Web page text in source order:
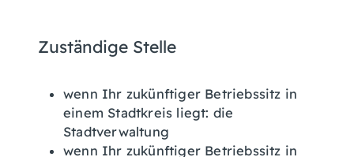
Zuständige Stelle
wenn Ihr zukünftiger Betriebssitz in
einem Stadtkreis liegt: die
Stadtverwaltung
wenn Ihr zukünftiger Betriebssitz in